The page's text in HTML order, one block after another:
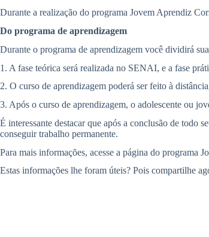
Durante a realização do programa Jovem Aprendiz
Do programa de aprendizagem
Durante o programa de aprendizagem você dividirá
1. A fase teórica será realizada no SENAI, e a fase
2. O curso de aprendizagem poderá ser feito à
3. Após o curso de aprendizagem, o adolescente ou
É interessante destacar que após a conclusão de todo
conseguir trabalho permanente.
Para mais informações, acesse a página do programa
Estas informações lhe foram úteis? Pois compartilhe